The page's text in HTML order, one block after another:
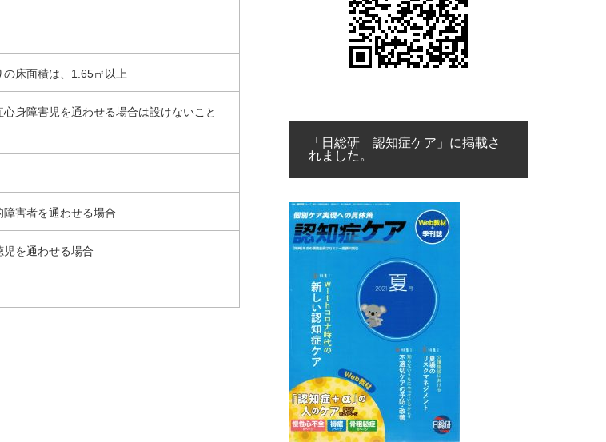
の床面積は、1.65㎡以上
心身障害児を通わせる場合は設けないこと
障害者を通わせる場合
児を通わせる場合
「日総研 認知症ケア」に掲載さ
れました。